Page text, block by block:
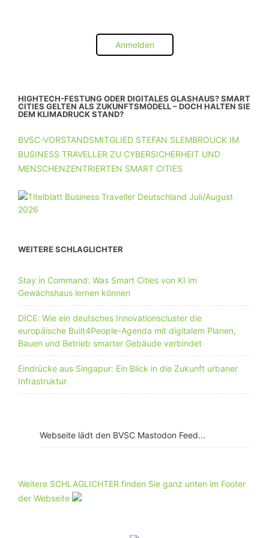
Anmelden
HIGHTECH-FESTUNG ODER DIGITALES GLASHAUS? SMART
CITIES GELTEN ALS ZUKUNFTSMODELL – DOCH HALTEN SIE
DEM KLIMADRUCK STAND?
BVSC-VORSTANDSMITGLIED STEFAN SLEMBROUCK IM
BUSINESS TRAVELLER ZU CYBERSICHERHEIT UND
MENSCHENZENTRIERTEN SMART CITIES
WEITERE SCHLAGLICHTER
Stay in Command: Was Smart Cities von KI im
Gewächshaus lernen können
DICE: Wie ein deutsches Innovationscluster die
europäische Built4People-Agenda mit digitalem Planen,
Bauen und Betrieb smarter Gebäude verbindet
Eindrücke aus Singapur: Ein Blick in die Zukunft urbaner
Infrastruktur
Webseite lädt den BVSC Mastodon Feed...
Weitere SCHLAGLICHTER finden Sie ganz unten im Footer
der Webseite